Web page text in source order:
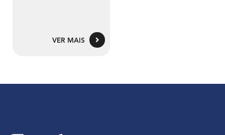
VER MAIS